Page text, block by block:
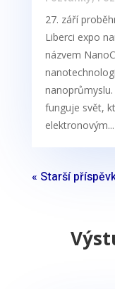
27. září
Liberci expo
názvem
funguje svět,
elektronovým...
« Starší